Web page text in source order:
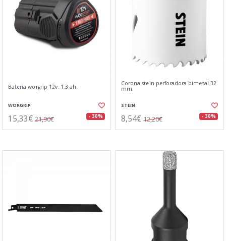
Bateria worgrip 12v. 1.3 ah.
WORGRIP
15,33€ 21,90€ - 30%
Corona stein perforadora bimetal 32
mm.
STEIN
8,54€ 12,20€ - 30%